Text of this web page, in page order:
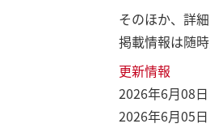
そのほか、詳
掲載情報は随
更新情報
2026年6月08
2026年6月05